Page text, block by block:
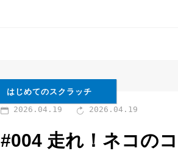
はじめてのスクラッチ
2026.04.19
2026.04.19
#004 走れ！ネコの